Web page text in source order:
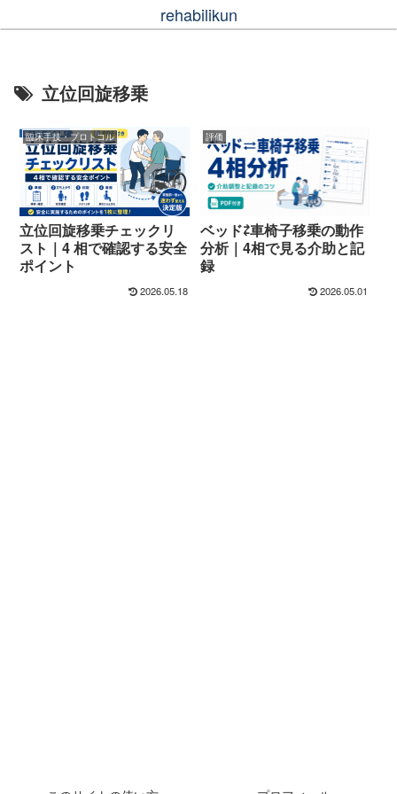
rehabilikun
立位回旋移乗
臨床手技・プロトコル
立位回旋移乗チェックリ
スト｜4 相で確認する安全
ポイント
2026.05.18
評価
ベッド⇄車椅子移乗の動作
分析｜4相で見る介助と記
録
2026.05.01